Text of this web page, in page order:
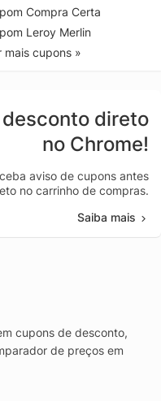
Compra Certa
Leroy Merlin
mais cupons »
direto
no Chrome!
aviso de cupons antes
no carrinho de compras.
Saiba mais
cupons de desconto,
de preços em